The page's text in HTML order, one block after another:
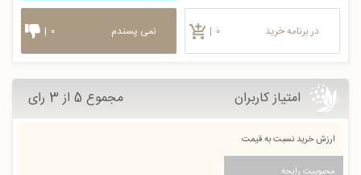
در برنامه خرید | ۰ نمی پسندم | ۰
امتیاز کاربران مجموع 5 از 3 رای
ارزش خرید نسبت به قیمت
محبوبیت رایحه